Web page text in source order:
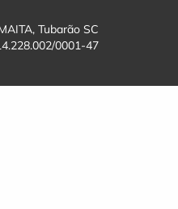
Tubarão SC
0001-47